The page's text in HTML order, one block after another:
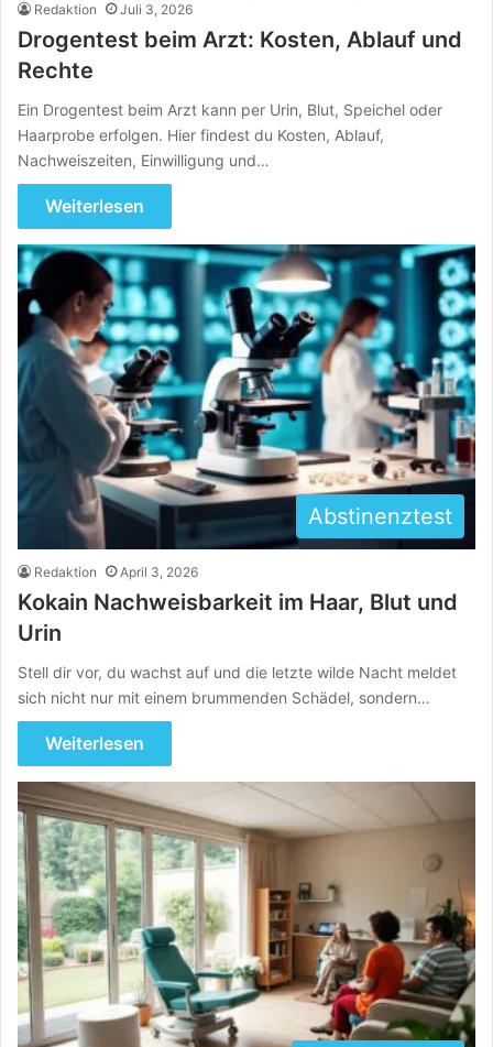
Redaktion Juli 3, 2026
Drogentest beim Arzt: Kosten, Ablauf und
Rechte
Ein Drogentest beim Arzt kann per Urin, Blut, Speichel oder
Haarprobe erfolgen. Hier findest du Kosten, Ablauf,
Nachweiszeiten, Einwilligung und…
Weiterlesen
Abstinenztest
Redaktion April 3, 2026
Kokain Nachweisbarkeit im Haar, Blut und
Urin
Stell dir vor, du wachst auf und die letzte wilde Nacht meldet
sich nicht nur mit einem brummenden Schädel, sondern…
Weiterlesen